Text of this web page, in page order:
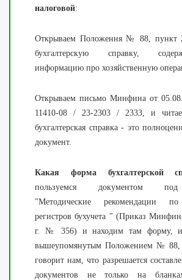
налоговой:
Открываем Положення № 88, пункт
бухгалтерскую справку,
информацию про хозяйственную
Открываем письмо Минфина от
11410-08 / 23-2303 / 2333, и
бухгалтерская справка - это
документ.
Какая форма бухгалтерской
пользуемся документом
"Методические рекомендации
регистров бухучета " (Приказ
г. № 356) и находим там форму,
вышеупомянутым Положением № 88,
говорит нам, что разрешается
документов не только на